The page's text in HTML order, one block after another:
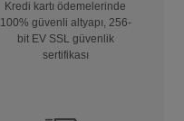
Kredi kartı ödemelerinde
100% güvenli altyapı, 256-
bit EV SSL güvenlik
sertifikası